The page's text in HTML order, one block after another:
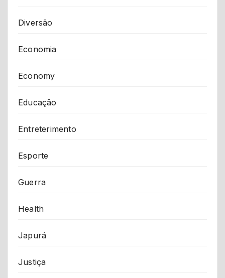
Diversão
Economia
Economy
Educação
Entreterimento
Esporte
Guerra
Health
Japurá
Justiça